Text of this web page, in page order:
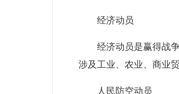
经济动员
经济动员是赢得战争
涉及工业、农业、商业
人民防空动员